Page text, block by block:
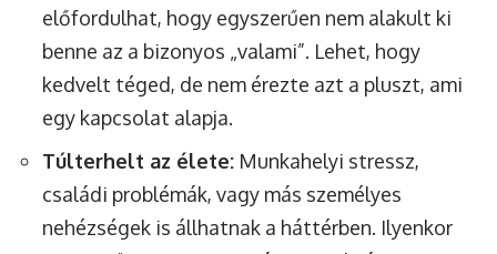
előfordulhat, hogy egyszerűen nem alakult ki
benne az a bizonyos „valami”. Lehet, hogy
kedvelt téged, de nem érezte azt a pluszt, ami
egy kapcsolat alapja.
Túlterhelt az élete: Munkahelyi stressz,
családi problémák, vagy más személyes
nehézségek is állhatnak a háttérben. Ilyenkor